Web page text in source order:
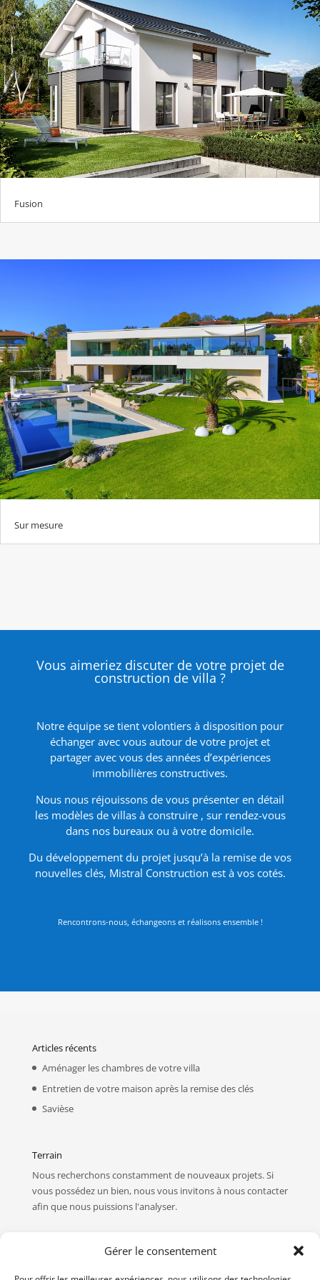
Gérer le consentement
Fusion
Sur mesure
Vous aimeriez discuter de votre projet de
construction de villa ?
Notre équipe se tient volontiers à disposition pour
échanger avec vous autour de votre projet et
partager avec vous des années d’expériences
immobilières constructives.
Nous nous réjouissons de vous présenter en détail
les modèles de villas à construire , sur rendez-vous
dans nos bureaux ou à votre domicile.
Du développement du projet jusqu’à la remise de vos
nouvelles clés, Mistral Construction est à vos cotés.
Rencontrons-nous, échangeons et réalisons ensemble !
Articles récents
Aménager les chambres de votre villa
Entretien de votre maison après la remise des clés
Savièse
Terrain
Nous recherchons constamment de nouveaux projets. Si
vous possédez un bien, nous vous invitons à nous contacter
afin que nous puissions l'analyser.